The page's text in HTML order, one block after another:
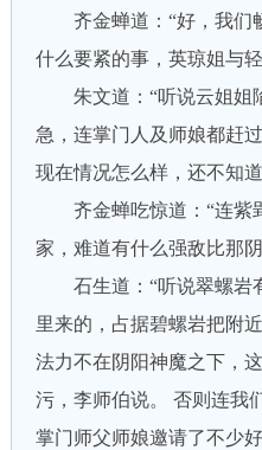
齐金蝉道：“好，我们
什么要紧的事，英琼姐与
朱文道：“听说云姐姐
急，连掌门人及师娘都赶
现在情况怎么样，还不知
齐金蝉吃惊道：“连紫
家，难道有什么强敌比那
石生道：“听说翠螺岩
里来的，占据碧螺岩把附
法力不在阴阳神魔之下，
污，李师伯说。 否则连我
掌门师父师娘邀请了不少